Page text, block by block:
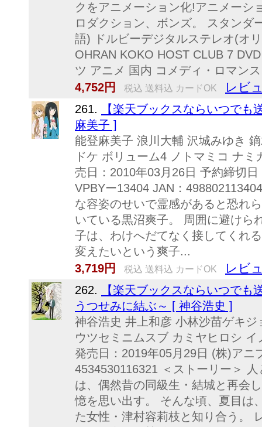
クをアニメーション化!アニメーシ
ロダクション、ボンズ。 スタンダ
語) ドルビーデジタルステレオ(オ
OHRAN KOKO HOST CLUB 7
ツ アニメ 国内 コメディ・ロマンス
4,752円
税込 送料込 カードOK レビ
261.
【楽天ブックスならいつで
麻美子 ]
能登麻美子 浪川大輔 沢城みゆき
ドケ ボリューム4 ノトマミコ ナ
売日：2010年03月26日 予約締切
VPBYー13404 JAN：
な容姿のせいで霊感があると恐れ
いている黒沼爽子。 周囲に避けら
子は、わけへだてなく接してくれ
変えたいという爽子...
3,719円
税込 送料込 カードOK レビ
262.
【楽天ブックスならいつで
うつせみに結ぶ～ [ 神谷浩史 ]
神谷浩史 井上和彦 小林沙苗ゲキ
ウツセミニムスブ カミヤヒロシ
発売日：2019年05月29日 (株)アニ
4534530116321 ＜ストーリー＞
は、偶然昔の同級生・結城と再会
憶を思い出す。 そんな頃、夏目は
た女性・津村容莉枝と知り合う。